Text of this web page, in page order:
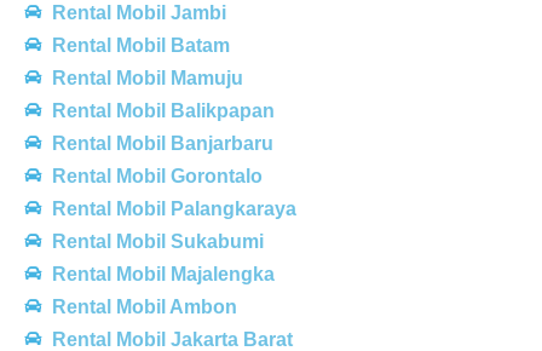
Rental Mobil Jambi
Rental Mobil Batam
Rental Mobil Mamuju
Rental Mobil Balikpapan
Rental Mobil Banjarbaru
Rental Mobil Gorontalo
Rental Mobil Palangkaraya
Rental Mobil Sukabumi
Rental Mobil Majalengka
Rental Mobil Ambon
Rental Mobil Jakarta Barat